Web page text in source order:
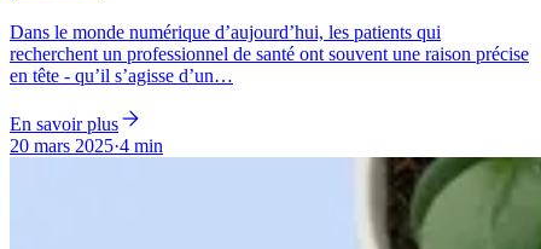
Dans le monde numérique d’aujourd’hui, les patients qui
recherchent un professionnel de santé ont souvent une raison précise
en tête - qu’il s’agisse d’un…
En savoir plus
20 mars 2025·4 min